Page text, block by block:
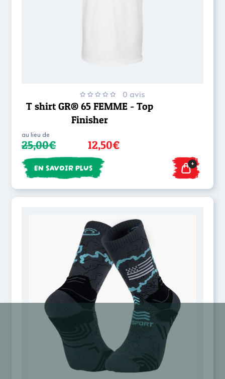
0 avis
T shirt GR® 65 FEMME - Top
Finisher
au lieu de
25,00€ 12,50€
EN SAVOIR PLUS +